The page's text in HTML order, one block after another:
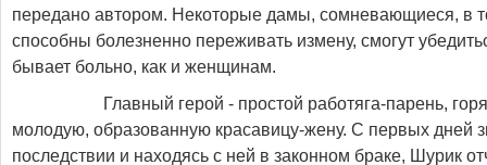
передано автором. Некоторые дамы, сомневающиеся, в
способны болезненно переживать измену, смогут
бывает больно, как и женщинам.
Главный герой - простой работяга-парень,
молодую, образованную красавицу-жену. С первых дней
последствии и находясь с ней в законном браке, Шурик